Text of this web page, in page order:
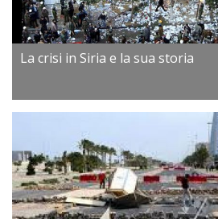
La crisi in Siria e la sua storia